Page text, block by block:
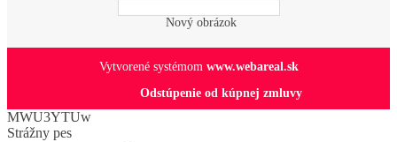
Nový obrázok
Vytvorené systémom www.webareal.sk
Odstúpenie od kúpnej zmluvy
MWU3YTUw
Strážny pes